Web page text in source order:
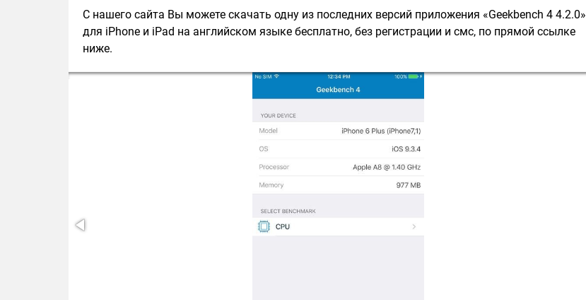
С нашего сайта Вы можете скачать одну из последних версий приложения «Geekbench 4 4.2.0»
для iPhone и iPad на английском языке бесплатно, без регистрации и смс, по прямой ссылке
ниже.